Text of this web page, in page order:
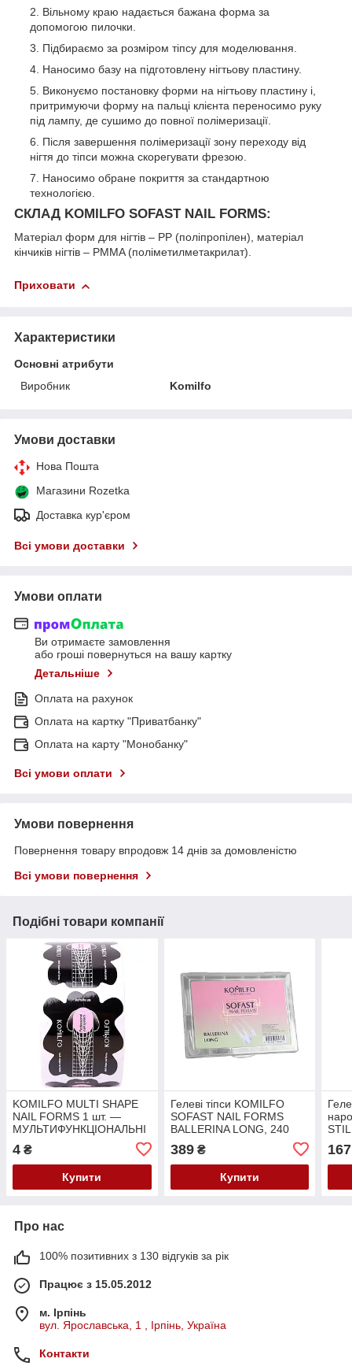
Вільному краю надається бажана форма за
допомогою пилочки.
Підбираємо за розміром тіпсу для моделювання.
Наносимо базу на підготовлену нігтьову пластину.
Виконуємо постановку форми на нігтьову пластину і,
притримуючи форму на пальці клієнта переносимо руку
під лампу, де сушимо до повної полімеризації.
Після завершення полімеризації зону переходу від
нігтя до тіпси можна скорегувати фрезою.
Наносимо обране покриття за стандартною
технологією.
СКЛАД KOMILFO SOFAST NAIL FORMS:
Матеріал форм для нігтів – PP (поліпропілен), матеріал
кінчиків нігтів – PMMA (поліметилметакрилат).
Приховати
Характеристики
Основні атрибути
Виробник
Komilfo
Умови доставки
Нова Пошта
Магазини Rozetka
Доставка кур'єром
Всі умови доставки
Умови оплати
Ви отримаєте замовлення
або гроші повернуться на вашу картку
Детальніше
Оплата на рахунок
Оплата на картку "Приватбанку"
Оплата на карту "Монобанку"
Всі умови оплати
Умови повернення
Повернення товару впродовж 14 днів за домовленістю
Всі умови повернення
Подібні товари компанії
KOMILFO MULTI SHAPE
NAIL FORMS 1 шт. —
МУЛЬТИФУНКЦІОНАЛЬНІ
НАРАЖЕННЯ
4 ₴
Купити
Гелеві тіпси KOMILFO
SOFAST NAIL FORMS
BALLERINA LONG, 240
389₴
Купити
167
Про нас
100% позитивних з 130 відгуків за рік
Працює з 15.05.2012
м. Ірпінь
вул. Ярославська, 1 , Ірпінь, Україна
Контакти